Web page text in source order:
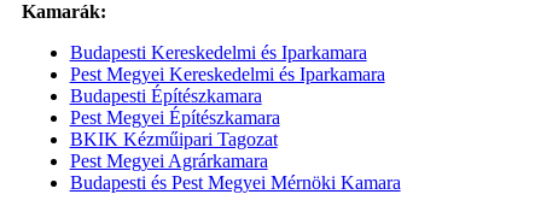
Kamarák:
Budapesti Kereskedelmi és Iparkamara
Pest Megyei Kereskedelmi és Iparkamara
Budapesti Építészkamara
Pest Megyei Építészkamara
BKIK Kézműipari Tagozat
Pest Megyei Agrárkamara
Budapesti és Pest Megyei Mérnöki Kamara